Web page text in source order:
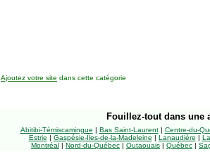
Ajoutez votre site dans cette catégorie
Fouillez-tout dans une
Abitibi-Témiscamingue | Bas Saint-Laurent| Centre-du-
Estrie | Gaspésie-Îles-de-la-Madeleine | Lanaudière |
Montréal | Nord-du-Québec | Outaouais | Québec |